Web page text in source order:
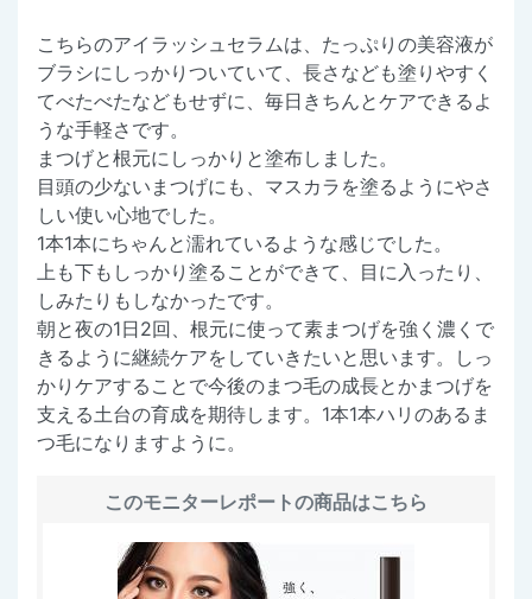
こちらのアイラッシュセラムは、たっぷりの美容液が
ブラシにしっかりついていて、長さなども塗りやすく
てべたべたなどもせずに、毎日きちんとケアできるよ
うな手軽さです。
まつげと根元にしっかりと塗布しました。
目頭の少ないまつげにも、マスカラを塗るようにやさ
しい使い心地でした。
1本1本にちゃんと濡れているような感じでした。
上も下もしっかり塗ることができて、目に入ったり、
しみたりもしなかったです。
朝と夜の1日2回、根元に使って素まつげを強く濃くで
きるように継続ケアをしていきたいと思います。しっ
かりケアすることで今後のまつ毛の成長とかまつげを
支える土台の育成を期待します。1本1本ハリのあるま
つ毛になりますように。
このモニターレポートの商品はこちら